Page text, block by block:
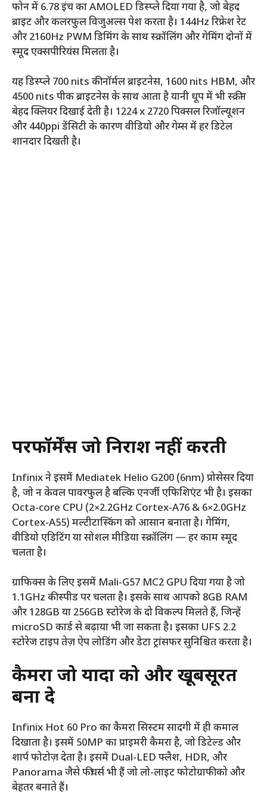
फोन में 6.78 इंच का AMOLED डिस्प्ले दिया गया है, जो बेहद
ब्राइट और कलरफुल विजुअल्स पेश करता है। 144Hz रिफ्रेश रेट
और 2160Hz PWM डिमिंग के साथ स्क्रॉलिंग और गेमिंग दोनों में
स्मूद एक्सपीरियंस मिलता है।
यह डिस्प्ले 700 nits की नॉर्मल ब्राइटनेस, 1600 nits HBM, और
4500 nits पीक ब्राइटनेस के साथ आता है यानी धूप में भी स्क्रीन
बेहद क्लियर दिखाई देती है। 1224 x 2720 पिक्सल रिजॉल्यूशन
और 440ppi डेंसिटी के कारण वीडियो और गेम्स में हर डिटेल
शानदार दिखती है।
परफॉर्मेंस जो निराश नहीं करती
Infinix ने इसमें Mediatek Helio G200 (6nm) प्रोसेसर दिया
है, जो न केवल पावरफुल है बल्कि एनर्जी एफिशिएंट भी है। इसका
Octa-core CPU (2×2.2GHz Cortex-A76 & 6×2.0GHz
Cortex-A55) मल्टीटास्किंग को आसान बनाता है। गेमिंग,
वीडियो एडिटिंग या सोशल मीडिया स्क्रॉलिंग — हर काम स्मूद
चलता है।
ग्राफिक्स के लिए इसमें Mali-G57 MC2 GPU दिया गया है जो
1.1GHz की स्पीड पर चलता है। इसके साथ आपको 8GB RAM
और 128GB या 256GB स्टोरेज के दो विकल्प मिलते हैं, जिन्हें
microSD कार्ड से बढ़ाया भी जा सकता है। इसका UFS 2.2
स्टोरेज टाइप तेज़ ऐप लोडिंग और डेटा ट्रांसफर सुनिश्चित करता है।
कैमरा जो यादों को और खूबसूरत
बना दे
Infinix Hot 60 Pro का कैमरा सिस्टम सादगी में ही कमाल
दिखाता है। इसमें 50MP का प्राइमरी कैमरा है, जो डिटेल्ड और
शार्प फोटोज़ देता है। इसमें Dual-LED फ्लैश, HDR, और
Panorama जैसे फीचर्स भी हैं जो लो-लाइट फोटोग्राफी को और
बेहतर बनाते हैं।